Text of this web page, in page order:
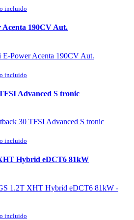
incluido
Acenta 190CV Aut.
incluido
Advanced S tronic
incluido
Hybrid eDCT6 81kW
incluido